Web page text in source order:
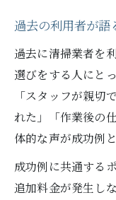
過去の利用者が語
過去に清掃業者を
選びをする人にと
「スタッフが親切
れた」「作業後の
体的な声が成功例
成功例に共通する
追加料金が発生し